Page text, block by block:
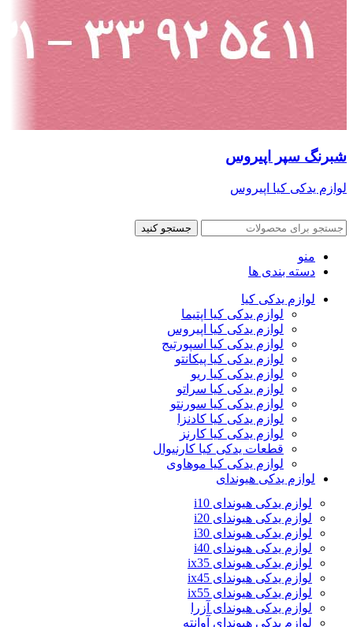
شبرنگ سپر اپیروس
لوازم یدکی کیا اپیروس
جستجو کنید
منو
دسته بندی ها
لوازم یدکی کیا
لوازم یدکی کیا اپتیما
لوازم یدکی کیا اپیروس
لوازم یدکی کیا اسپورتیج
لوازم یدکی کیا پیکانتو
لوازم یدکی کیا ریو
لوازم یدکی کیا سراتو
لوازم یدکی کیا سورنتو
لوازم یدکی کیا کادنزا
لوازم یدکی کیا کارنز
قطعات یدکی کیا کارنیوال
لوازم یدکی کیا موهاوی
لوازم یدکی هیوندای
لوازم یدکی هیوندای i10
لوازم یدکی هیوندای i20
لوازم یدکی هیوندای i30
لوازم یدکی هیوندای i40
لوازم یدکی هیوندای ix35
لوازم یدکی هیوندای ix45
لوازم یدکی هیوندای ix55
لوازم یدکی هیوندای آزرا
لوازم یدکی هیوندای آوانته